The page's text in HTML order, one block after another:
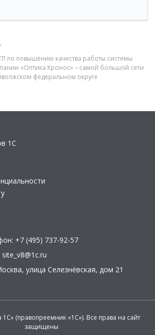
по повышению качества работы системы
«Оптика Кронос» – самой большой сети
федеральном округе
1С
+7 (495) 737-92-57
site_v8@1c.ru
, улица Селезнёвская, дом 21
(правопреемник «1С»). Все права на сайт
защищены